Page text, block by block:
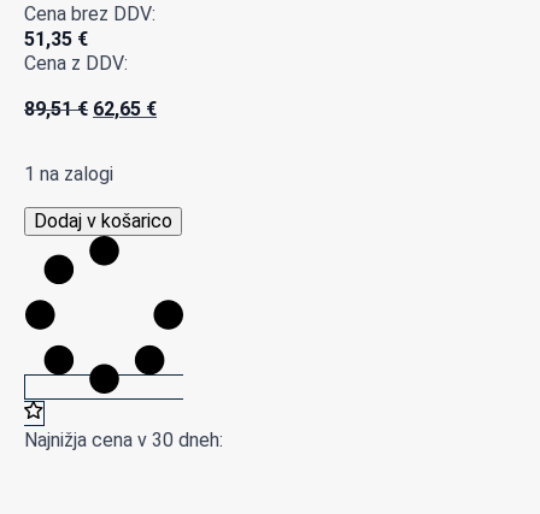
Cena brez DDV:
51,35 €
Cena z DDV:
89,51€ Izvirna
bila:
89,51 €.
62,65 €Trenutna
1 na zalogi
O320
8003/500/T
temperaturno
tipalo
termoelement
(TC)
MIMS,
s
priključnim
kablom
Dodaj v košarico
Najnižja cena v 30 dneh: